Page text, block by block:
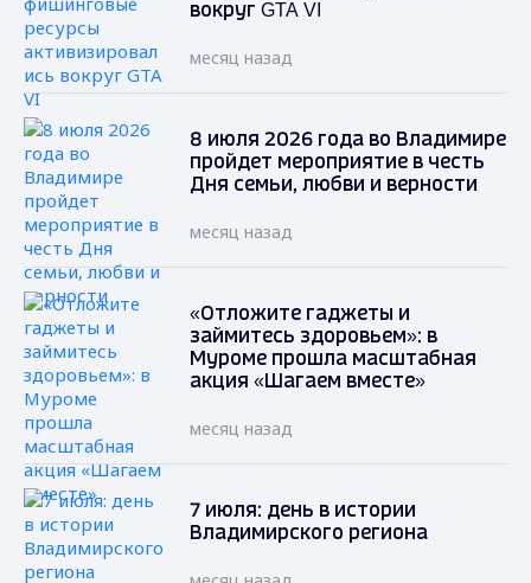
вокруг GTA VI
месяц назад
8 июля 2026 года во Владимире
пройдет мероприятие в честь
Дня семьи, любви и верности
месяц назад
«Отложите гаджеты и
займитесь здоровьем»: в
Муроме прошла масштабная
акция «Шагаем вместе»
месяц назад
7 июля: день в истории
Владимирского региона